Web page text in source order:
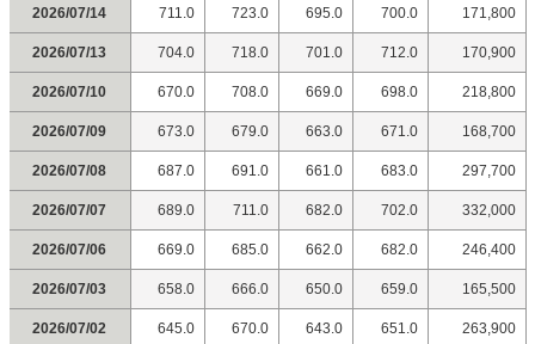
2026/07/14 711.0 723.0 695.0 700.0 171,800
2026/07/13 704.0 718.0 701.0 712.0 170,900
2026/07/10 670.0 708.0 669.0 698.0 218,800
2026/07/09 673.0 679.0 663.0 671.0 168,700
2026/07/08 687.0 691.0 661.0 683.0 297,700
2026/07/07 689.0 711.0 682.0 702.0 332,000
2026/07/06 669.0 685.0 662.0 682.0 246,400
2026/07/03 658.0 666.0 650.0 659.0 165,500
2026/07/02 645.0 670.0 643.0 651.0 263,900